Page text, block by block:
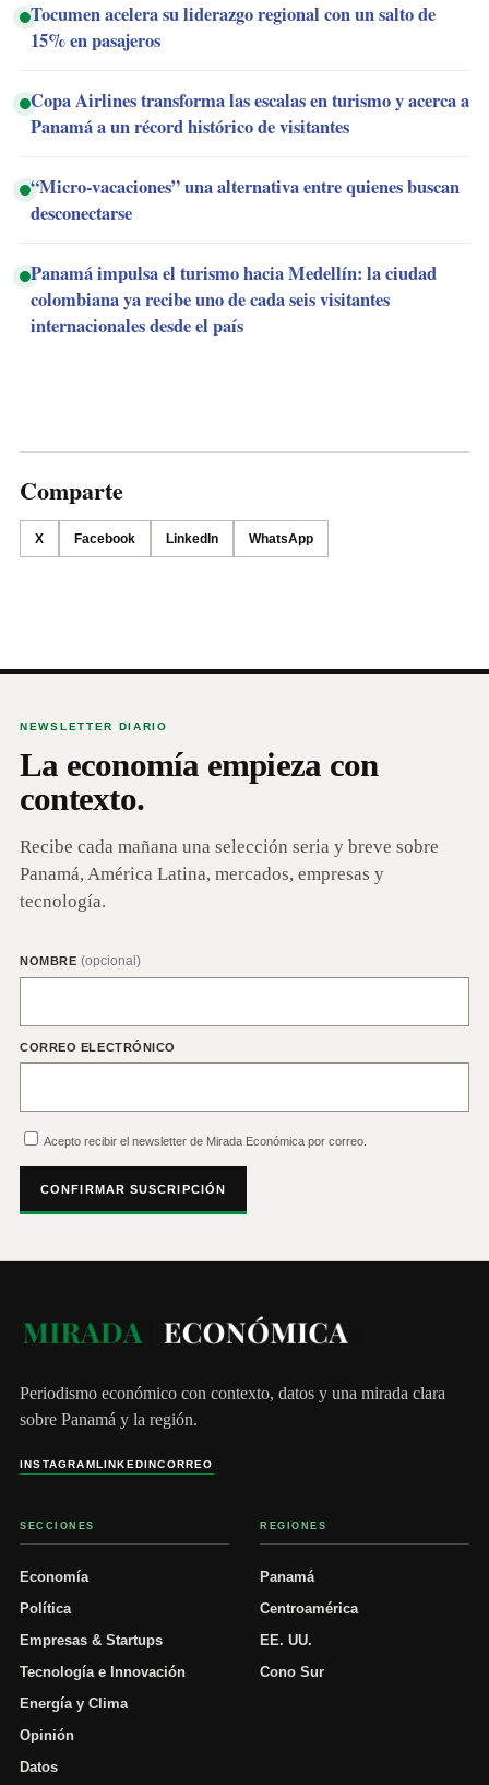
Tocumen acelera su liderazgo regional con un salto de
15% en pasajeros
Copa Airlines transforma las escalas en turismo y acerca a
Panamá a un récord histórico de visitantes
“Micro-vacaciones” una alternativa entre quienes buscan
desconectarse
Panamá impulsa el turismo hacia Medellín: la ciudad
colombiana ya recibe uno de cada seis visitantes
internacionales desde el país
Comparte
X Facebook LinkedIn WhatsApp
NEWSLETTER DIARIO
La economía empieza con
contexto.
Recibe cada mañana una selección seria y breve sobre
Panamá, América Latina, mercados, empresas y
tecnología.
NOMBRE (opcional)
CORREO ELECTRÓNICO
Acepto recibir el newsletter de Mirada Económica por correo.
CONFIRMAR SUSCRIPCIÓN
Periodismo económico con contexto, datos y una mirada clara
sobre Panamá y la región.
INSTAGRAMLINKEDINCORREO
SECCIONES
Economía
Política
Empresas & Startups
Tecnología e Innovación
Energía y Clima
Opinión
Datos
REGIONES
Panamá
Centroamérica
EE. UU.
Cono Sur